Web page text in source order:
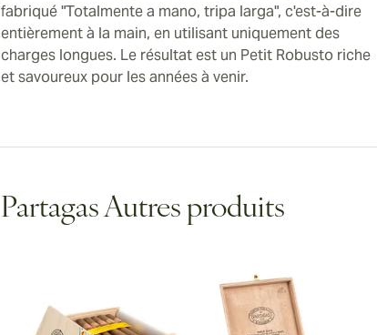
fabriqué "Totalmente a mano, tripa larga", c'est-à-dire
entièrement à la main, en utilisant uniquement des
charges longues. Le résultat est un Petit Robusto riche
et savoureux pour les années à venir.
Partagas Autres produits